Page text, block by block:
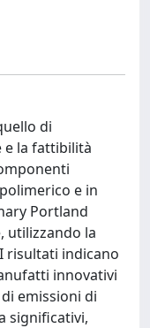
di
e la fattibilità
e in
Portland
utilizzando la
risultati indicano
innovativi
emissioni di
significativi,